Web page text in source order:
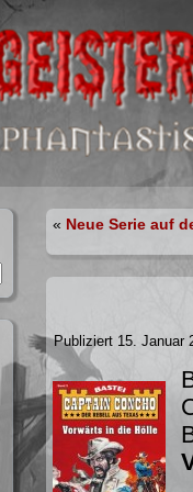
« Neue Serie auf
Publiziert 15. Januar